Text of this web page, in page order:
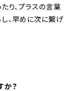
り、プラスの言葉
、早めに次に繋げ
か？